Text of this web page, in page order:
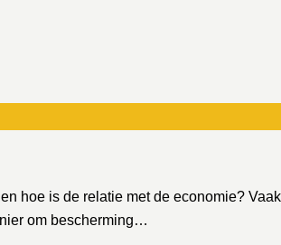
hoe is de relatie met de economie?
om bescherming…